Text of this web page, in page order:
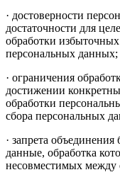
· достоверности
достаточности для
обработки
персональных данных;
· ограничения
достижении
обработки
сбора персональных
· запрета
данные, обработка
несовместимых между